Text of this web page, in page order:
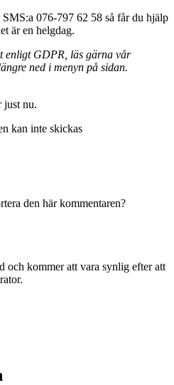
SMS:a 076-797 62 58 så får du hjälp
är en helgdag.
enligt GDPR, läs gärna vår
ned i menyn på sidan.
just nu.
kan inte skickas
den här kommentaren?
kommer att vara synlig efter att